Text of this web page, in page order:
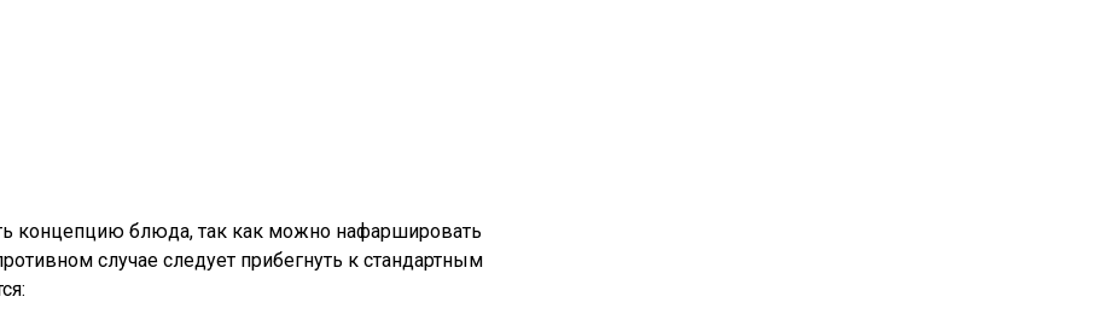
концепцию блюда, так как можно нафаршировать
случае следует прибегнуть к стандартным